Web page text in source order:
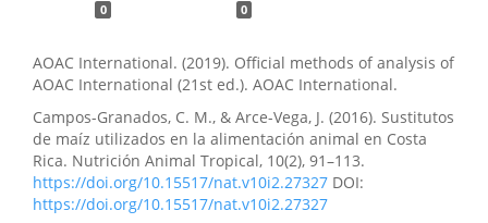
0 0
AOAC International. (2019). Official methods of analysis of
AOAC International (21st ed.). AOAC International.
Campos-Granados, C. M., & Arce-Vega, J. (2016). Sustitutos
de maíz utilizados en la alimentación animal en Costa
Rica. Nutrición Animal Tropical, 10(2), 91–113.
https://doi.org/10.15517/nat.v10i2.27327 DOI:
https://doi.org/10.15517/nat.v10i2.27327